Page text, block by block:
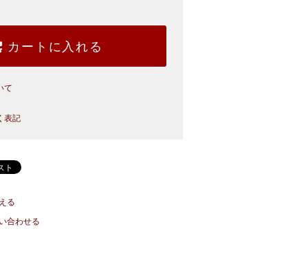
カートに入れる
て
表記
る
合わせる